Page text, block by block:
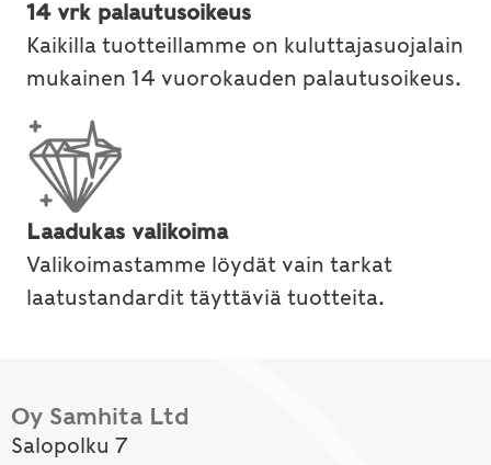
14 vrk palautusoikeus
Kaikilla tuotteillamme on kuluttajasuojalain
mukainen 14 vuorokauden palautusoikeus.
Laadukas valikoima
Valikoimastamme löydät vain tarkat
laatustandardit täyttäviä tuotteita.
Oy Samhita Ltd
Salopolku 7